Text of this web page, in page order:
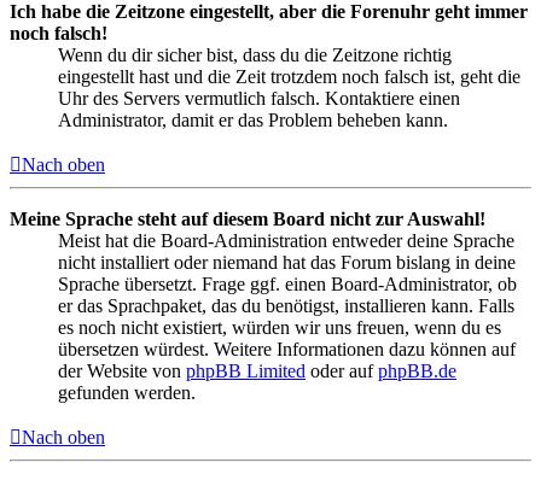
Ich habe die Zeitzone eingestellt, aber die Forenuhr geht immer
noch falsch!
Wenn du dir sicher bist, dass du die Zeitzone richtig
eingestellt hast und die Zeit trotzdem noch falsch ist, geht die
Uhr des Servers vermutlich falsch. Kontaktiere einen
Administrator, damit er das Problem beheben kann.
Nach oben
Meine Sprache steht auf diesem Board nicht zur Auswahl!
Meist hat die Board-Administration entweder deine Sprache
nicht installiert oder niemand hat das Forum bislang in deine
Sprache übersetzt. Frage ggf. einen Board-Administrator, ob
er das Sprachpaket, das du benötigst, installieren kann. Falls
es noch nicht existiert, würden wir uns freuen, wenn du es
übersetzen würdest. Weitere Informationen dazu können auf
der Website von phpBB Limited oder aufphpBB.de
gefunden werden.
Nach oben